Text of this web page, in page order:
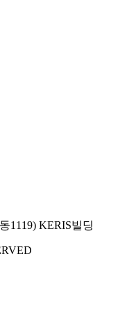
1119) KERIS빌딩